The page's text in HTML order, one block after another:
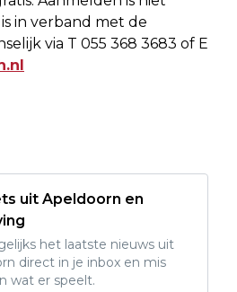
in verband met de
via T 055 368 3683 of E
uit Apeldoorn en
het laatste nieuws uit
direct in je inbox en mis
wat er speelt.